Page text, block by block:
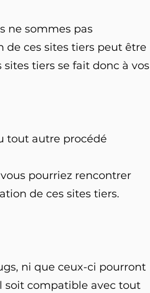
ne sommes pas
de ces sites tiers peut être
tiers se fait donc à vos
tout autre procédé
pourriez rencontrer
de ces sites tiers.
ni que ceux-ci pourront
soit compatible avec tout